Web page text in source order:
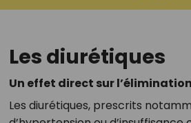
Les diurétiques
Un effet direct sur
Les diurétiques, prescrits